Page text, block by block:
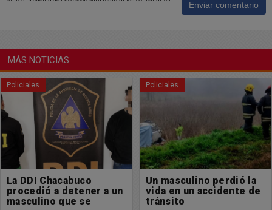
Enviar comentario
MÁS NOTICIAS
Policiales
Un masculino perdió la
vida en un accidente de
tránsito
Buen día Chacabuco
Muy feliz domingo para
tod@s
02/08/2026 08:58